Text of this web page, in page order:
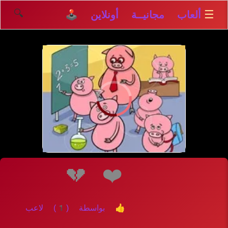
☰ ألعاب مجانيــة أونلاين 🕹️ 🔍
إلعــــب
❤️
💔
👍 بواسطة (1) لاعب